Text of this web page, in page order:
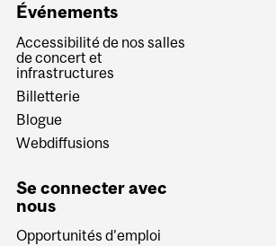
Événements
Accessibilité de nos salles
de concert et
infrastructures
Billetterie
Blogue
Webdiffusions
Se connecter avec
nous
Opportunités d’emploi